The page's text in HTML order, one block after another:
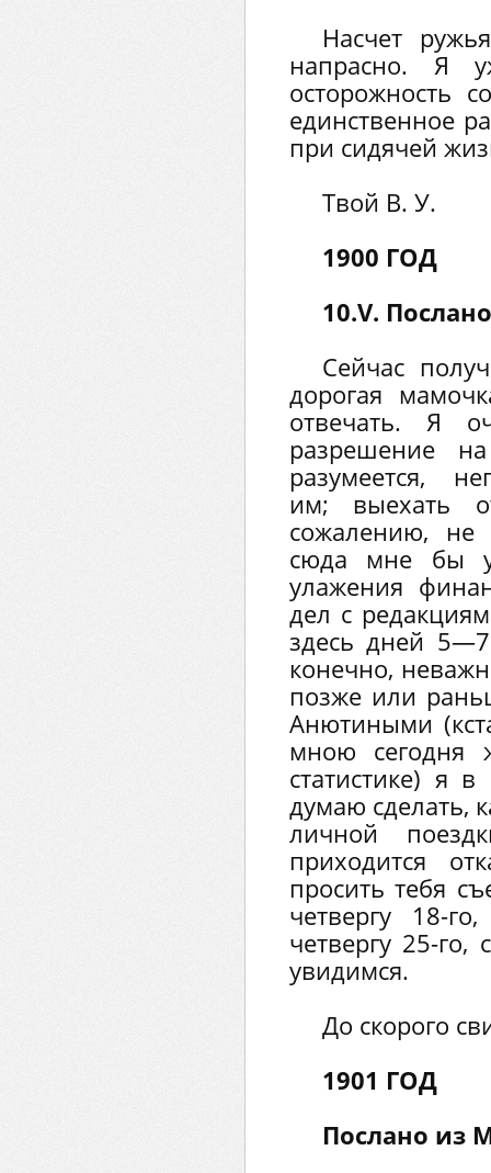
Насчет
напрасно. Я
осторожность
единственное
при сидячей
Твой В. У.
1900 ГОД
10.V.
Сейчас
дорогая
отвечать. Я
разрешение
разумеется,
им; выехать
сожалению, не
сюда мне бы
улажения
дел с
здесь дней
конечно,
позже или
Анютиными
мною сегодня
статистике) я
думаю сделать,
личной
приходится
просить тебя
четвергу 18-
четвергу 25-
увидимся.
До скорого
1901 ГОД
Послано из